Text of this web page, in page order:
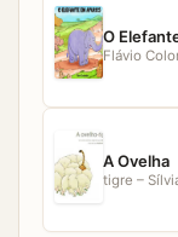
O
Flávio
A Ovelha
tigre –